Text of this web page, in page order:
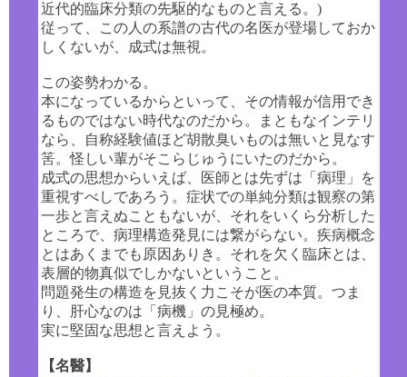
近代的臨床分類の先駆的なものと言える。)
従って、この人の系譜の古代の名医が登場しておか
しくないが、成式は無視。
この姿勢わかる。
本になっているからといって、その情報が信用でき
るものではない時代なのだから。まともなインテリ
なら、自称経験値ほど胡散臭いものは無いと見なす
筈。怪しい輩がそこらじゅうにいたのだから。
成式の思想からいえば、医師とは先ずは「病理」を
重視すべしであろう。症状での単純分類は観察の第
一歩と言えぬこともないが、それをいくら分析した
ところで、病理構造発見には繋がらない。疾病概念
とはあくまでも原因ありき。それを欠く臨床とは、
表層的物真似でしかないということ。
問題発生の構造を見抜く力こそが医の本質。つま
り、肝心なのは「病機」の見極め。
実に堅固な思想と言えよう。
【名醫】